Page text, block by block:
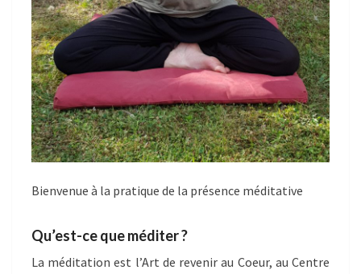
Bienvenue à la pratique de la présence méditative
Qu’est-ce que méditer ?
La méditation est l’Art de revenir au Coeur, au Centre